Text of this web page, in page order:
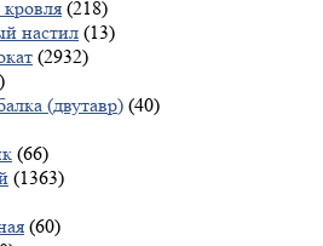
(218)
настил (13)
(2932)
(двутавр) (40)
(66)
(1363)
(60)